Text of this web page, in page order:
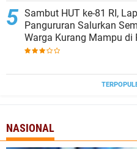
Sambut HUT ke-81 RI,
Pangururan Salurkan
Warga Kurang Mampu di
NASIONAL